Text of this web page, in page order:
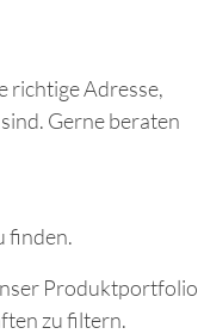
richtige Adresse,
Gerne beraten
finden.
Produktportfolio
zu filtern.